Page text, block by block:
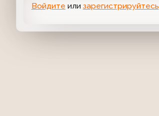
Войдите или зарегистрируйтесь